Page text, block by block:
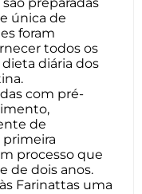
única de
foram
todos os
diária dos
com pré-
de
primeira
processo que
de dois anos.
Farinattas uma